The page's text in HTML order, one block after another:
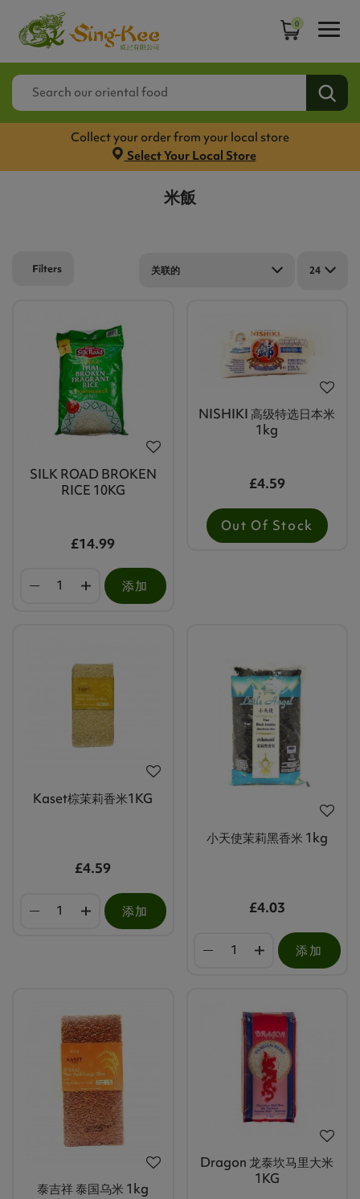
0
Collect your order from your local store
Select Your Local Store
米飯
Filters 关联的 24
SILK ROAD BROKEN
RICE 10KG
£14.99
添加
NISHIKI 高级特选日本米
1kg
£4.59
Out Of Stock
Kaset棕茉莉香米1KG
£4.59
添加
小天使茉莉黑香米 1kg
£4.03
添加
泰吉祥 泰国乌米 1kg
Dragon 龙泰坎马里大米
1KG